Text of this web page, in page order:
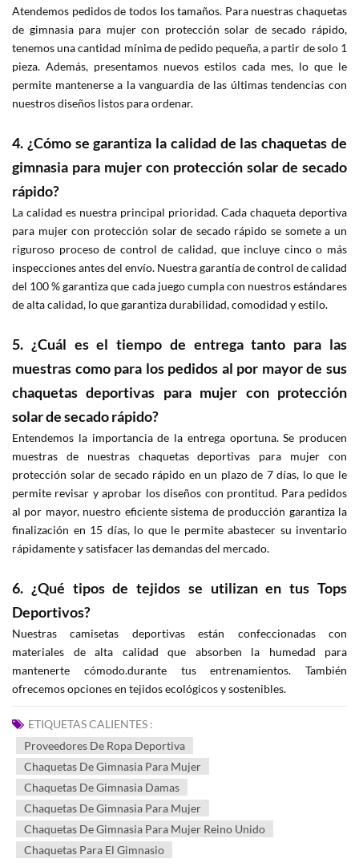
Atendemos pedidos de todos los tamaños. Para nuestras chaquetas
de gimnasia para mujer con protección solar de secado rápido,
tenemos una cantidad mínima de pedido pequeña, a partir de solo 1
pieza. Además, presentamos nuevos estilos cada mes, lo que le
permite mantenerse a la vanguardia de las últimas tendencias con
nuestros diseños listos para ordenar.
4. ¿Cómo se garantiza la calidad de las chaquetas de
gimnasia para mujer con protección solar de secado
rápido?
La calidad es nuestra principal prioridad. Cada chaqueta deportiva
para mujer con protección solar de secado rápido se somete a un
riguroso proceso de control de calidad, que incluye cinco o más
inspecciones antes del envío. Nuestra garantía de control de calidad
del 100 % garantiza que cada juego cumpla con nuestros estándares
de alta calidad, lo que garantiza durabilidad, comodidad y estilo.
5. ¿Cuál es el tiempo de entrega tanto para las
muestras como para los pedidos al por mayor de sus
chaquetas deportivas para mujer con protección
solar de secado rápido?
Entendemos la importancia de la entrega oportuna. Se producen
muestras de nuestras chaquetas deportivas para mujer con
protección solar de secado rápido en un plazo de 7 días, lo que le
permite revisar y aprobar los diseños con prontitud. Para pedidos
al por mayor, nuestro eficiente sistema de producción garantiza la
finalización en 15 días, lo que le permite abastecer su inventario
rápidamente y satisfacer las demandas del mercado.
6. ¿Qué tipos de tejidos se utilizan en tus Tops
Deportivos?
Nuestras camisetas deportivas están confeccionadas con
materiales de alta calidad que absorben la humedad para
mantenerte cómodo.durante tus entrenamientos. También
ofrecemos opciones en tejidos ecológicos y sostenibles.
ETIQUETAS CALIENTES :
Proveedores De Ropa Deportiva
Chaquetas De Gimnasia Para Mujer
Chaquetas De Gimnasia Damas
Chaquetas De Gimnasia Para Mujer
Chaquetas De Gimnasia Para Mujer Reino Unido
Chaquetas Para El Gimnasio